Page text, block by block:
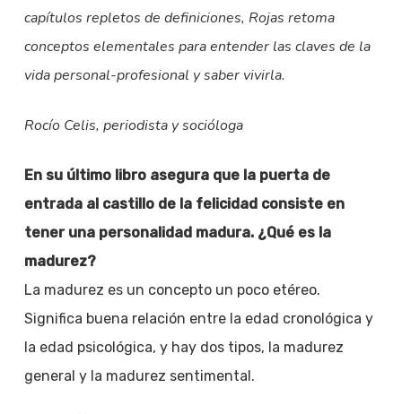
capítulos repletos de definiciones, Rojas retoma
conceptos elementales para entender las claves de la
vida personal-profesional y saber vivirla.
Rocío Celis, periodista y socióloga
En su último libro asegura que la puerta de
entrada al castillo de la felicidad consiste en
tener una personalidad madura. ¿Qué es la
madurez?
La madurez es un concepto un poco etéreo.
Significa buena relación entre la edad cronológica y
la edad psicológica, y hay dos tipos, la madurez
general y la madurez sentimental.